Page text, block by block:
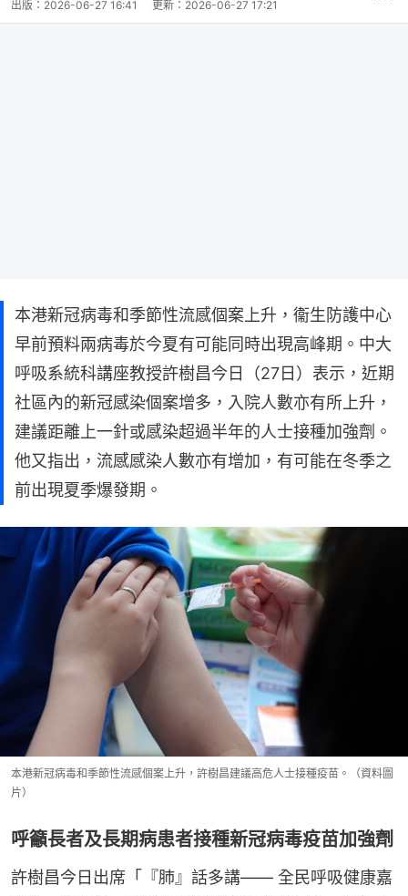
出版： 2026-06-27 16:41 更新： 2026-06-27 17:21
本港新冠病毒和季節性流感個案上升，衞生防護中心
早前預料兩病毒於今夏有可能同時出現高峰期。中大
呼吸系統科講座教授許樹昌今日（27日）表示，近期
社區內的新冠感染個案增多，入院人數亦有所上升，
建議距離上一針或感染超過半年的人士接種加強劑。
他又指出，流感感染人數亦有增加，有可能在冬季之
前出現夏季爆發期。
本港新冠病毒和季節性流感個案上升，許樹昌建議高危人士接種疫苗。（資料圖
片）
呼籲長者及長期病患者接種新冠病毒疫苗加強劑
許樹昌今日出席「『肺』話多講—— 全民呼吸健康嘉